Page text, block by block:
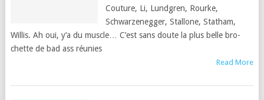
Cou­ture, Li, Lund­gren, Rourke,
Schwarzeneg­ger, Stal­lone, Statham,
Willis. Ah oui, y’a du mus­cle… C’est sans doute la plus belle bro­
chette de bad ass réu­nies
Read More